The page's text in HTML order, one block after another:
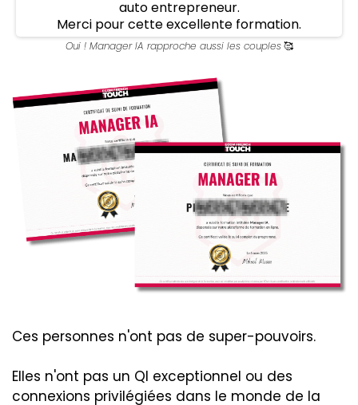
auto entrepreneur.
Merci pour cette excellente formation.
Oui ! Manager IA rapproche aussi les couples🥰
Ces personnes n'ont pas de super-pouvoirs.
Elles n'ont pas un QI exceptionnel ou des
connexions privilégiées dans le monde de la